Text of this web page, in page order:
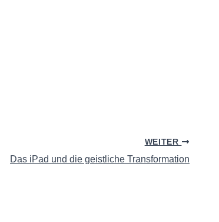
WEITER
Das iPad und die geistliche Transformation